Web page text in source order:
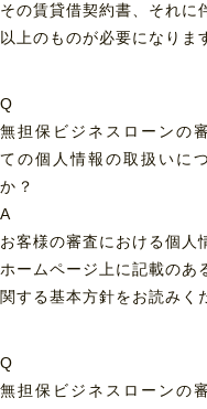
その賃貸借契約書、それに
以上のものが必要になりま
Q
無担保ビジネスローンの
ての個人情報の取扱いに
か？
A
お客様の審査における個人
ホームページ上に記載のあ
関する基本方針をお読みく
Q
無担保ビジネスローンの